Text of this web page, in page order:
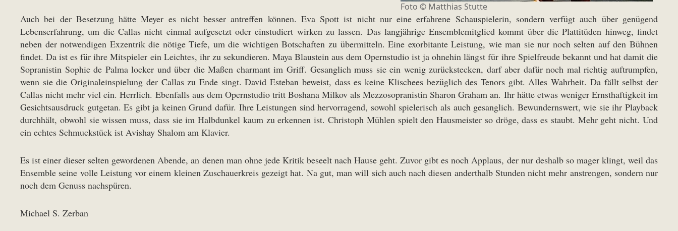
Foto © Matthias Stutte
Auch bei der Besetzung hätte Meyer es nicht besser antreffen können. Eva Spott ist nicht nur eine erfahrene Schauspielerin, sondern verfügt auch über genügend
Lebenserfahrung, um die Callas nicht einmal aufgesetzt oder einstudiert wirken zu lassen. Das langjährige Ensemblemitglied kommt über die Plattitüden hinweg, findet
neben der notwendigen Exzentrik die nötige Tiefe, um die wichtigen Botschaften zu übermitteln. Eine exorbitante Leistung, wie man sie nur noch selten auf den Bühnen
findet. Da ist es für ihre Mitspieler ein Leichtes, ihr zu sekundieren. Maya Blaustein aus dem Opernstudio ist ja ohnehin längst für ihre Spielfreude bekannt und hat damit die
Sopranistin Sophie de Palma locker und über die Maßen charmant im Griff. Gesanglich muss sie ein wenig zurückstecken, darf aber dafür noch mal richtig auftrumpfen,
wenn sie die Originaleinspielung der Callas zu Ende singt. David Esteban beweist, dass es keine Klischees bezüglich des Tenors gibt. Alles Wahrheit. Da fällt selbst der
Callas nicht mehr viel ein. Herrlich. Ebenfalls aus dem Opernstudio tritt Boshana Milkov als Mezzosopranistin Sharon Graham an. Ihr hätte etwas weniger Ernsthaftigkeit im
Gesichtsausdruck gutgetan. Es gibt ja keinen Grund dafür. Ihre Leistungen sind hervorragend, sowohl spielerisch als auch gesanglich. Bewundernswert, wie sie ihr Playback
durchhält, obwohl sie wissen muss, dass sie im Halbdunkel kaum zu erkennen ist. Christoph Mühlen spielt den Hausmeister so dröge, dass es staubt. Mehr geht nicht. Und
ein echtes Schmuckstück ist Avishay Shalom am Klavier.
Es ist einer dieser selten gewordenen Abende, an denen man ohne jede Kritik beseelt nach Hause geht. Zuvor gibt es noch Applaus, der nur deshalb so mager klingt, weil das
Ensemble seine volle Leistung vor einem kleinen Zuschauerkreis gezeigt hat. Na gut, man will sich auch nach diesen anderthalb Stunden nicht mehr anstrengen, sondern nur
noch dem Genuss nachspüren.
Michael S. Zerban